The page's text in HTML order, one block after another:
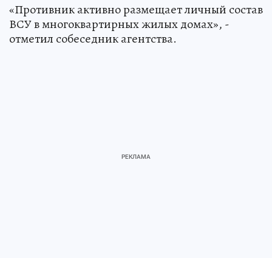
«Противник активно размещает личный состав
ВСУ в многоквартирных жилых домах», -
отметил собеседник агентства.